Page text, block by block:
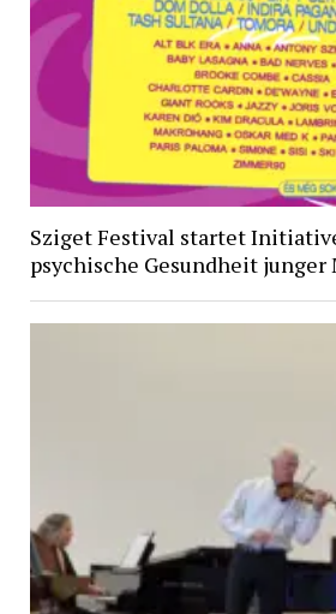
Sziget Festival startet
psychische Gesundheit junger